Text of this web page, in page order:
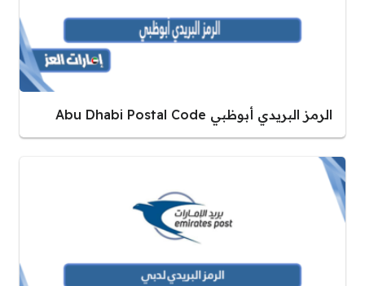
الرمز البريدي أبوظبي Abu Dhabi Postal Code